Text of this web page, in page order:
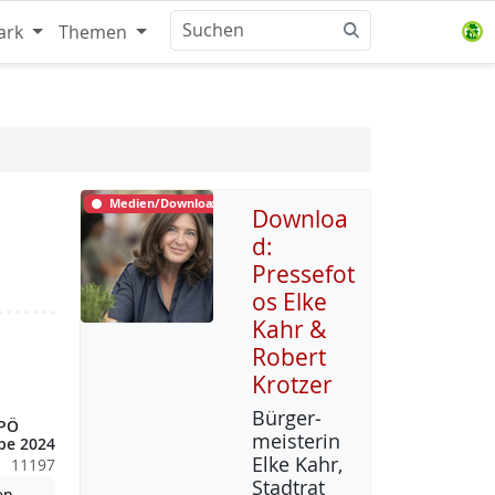
Themen
2024
11197
Medien/Download
Downloa
d:
Pressefot
os Elke
Kahr &
Robert
Krotzer
Bür­ger­
meis­te­rin
El­ke Kahr,
Stadt­rat